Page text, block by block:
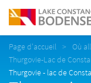
Page d'accueil Où
Thurgovie-Lac de
Thurgovie - lac de